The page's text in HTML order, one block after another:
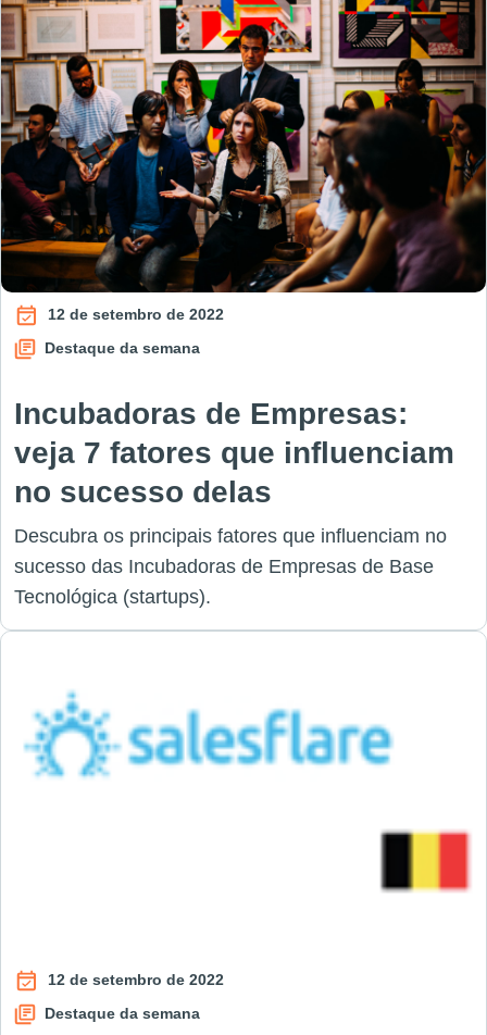
12 de setembro de 2022
Destaque da semana
Incubadoras de Empresas:
veja 7 fatores que influenciam
no sucesso delas
Descubra os principais fatores que influenciam no
sucesso das Incubadoras de Empresas de Base
Tecnológica (startups).
12 de setembro de 2022
Destaque da semana